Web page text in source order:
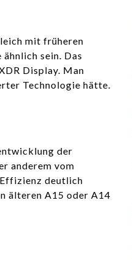
mit früheren
sein. Das
Display. Man
Technologie hätte.
der
anderem vom
deutlich
älteren A15 oder A14